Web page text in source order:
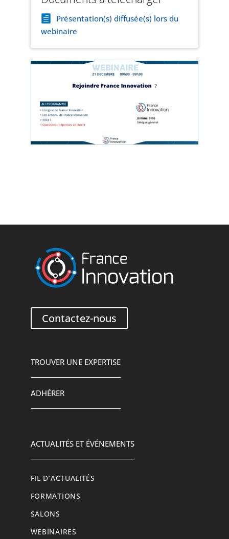
Présentation(s) diffusée(s) lors du
webinaire
Contactez-nous
TROUVER UNE EXPERTISE
ADHÉRER
ACTUALITÉS ET ÉVÉNEMENTS
FIL D’ACTUALITÉS
FORMATIONS
SALONS
WEBINAIRES